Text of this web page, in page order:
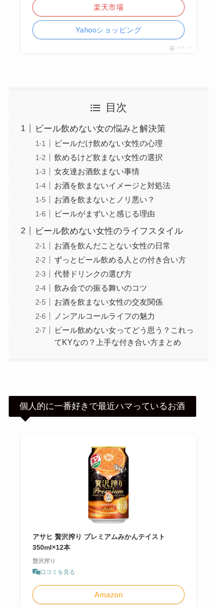
楽天市場
Yahooショッピング
ポチップ
目次
ビール飲めない女の悩みと解決策
ビールだけ飲めない女性の心理
飲めるけど飲まない女性の選択
女友達お酒飲まない事情
お酒を飲まないイメージと対処法
お酒を飲まないとノリ悪い？
ビールがまずいと感じる理由
ビール飲めない女性のライフスタイル
お酒を飲んだことない女性の日常
ずっとビール飲める人との付き合い方
代替ドリンクの選び方
飲み会での振る舞いのコツ
お酒を飲まない女性の交友関係
ノンアルコールライフの魅力
ビール飲めない女ってどう思う？これっ
てKYなの？上手な付き合い方まとめ
個人的に一番好きで最近ハマっているお酒
アサヒ 贅沢搾り プレミアムみかんテイスト
350ml×12本
贅沢搾り
口コミを見る
Amazon